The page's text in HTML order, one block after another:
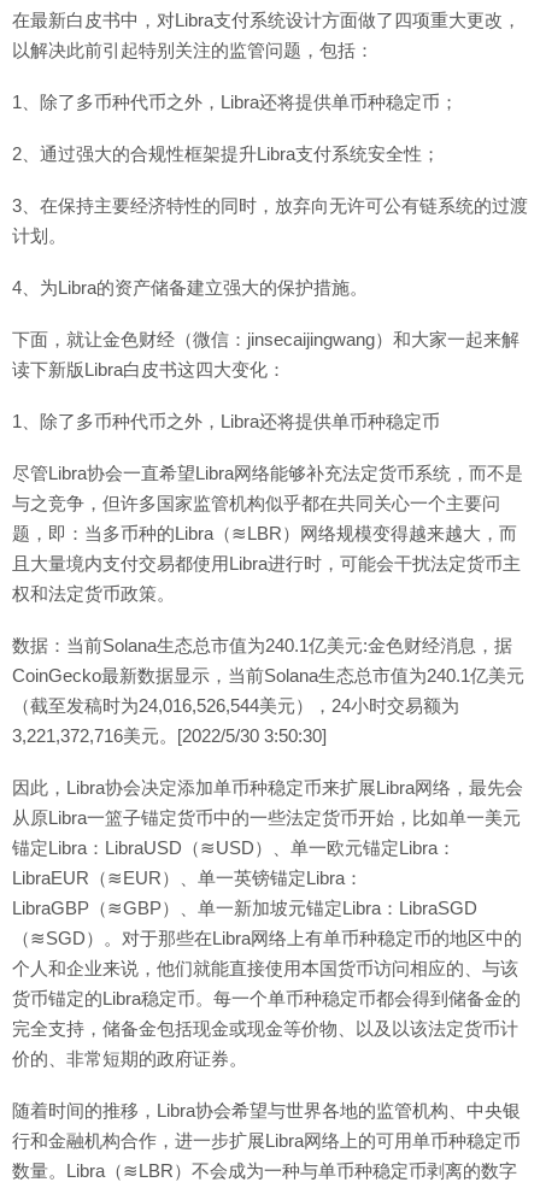
在最新白皮书中，对Libra支付系统设计方面做了四项重大更改，
以解决此前引起特别关注的监管问题，包括：
1、除了多币种代币之外，Libra还将提供单币种稳定币；
2、通过强大的合规性框架提升Libra支付系统安全性；
3、在保持主要经济特性的同时，放弃向无许可公有链系统的过渡
计划。
4、为Libra的资产储备建立强大的保护措施。
下面，就让金色财经（微信：jinsecaijingwang）和大家一起来解
读下新版Libra白皮书这四大变化：
1、除了多币种代币之外，Libra还将提供单币种稳定币
尽管Libra协会一直希望Libra网络能够补充法定货币系统，而不是
与之竞争，但许多国家监管机构似乎都在共同关心一个主要问
题，即：当多币种的Libra（≋LBR）网络规模变得越来越大，而
且大量境内支付交易都使用Libra进行时，可能会干扰法定货币主
权和法定货币政策。
数据：当前Solana生态总市值为240.1亿美元:金色财经消息，据
CoinGecko最新数据显示，当前Solana生态总市值为240.1亿美元
（截至发稿时为24,016,526,544美元），24小时交易额为
3,221,372,716美元。[2022/5/30 3:50:30]
因此，Libra协会决定添加单币种稳定币来扩展Libra网络，最先会
从原Libra一篮子锚定货币中的一些法定货币开始，比如单一美元
锚定Libra：LibraUSD（≋USD）、单一欧元锚定Libra：
LibraEUR（≋EUR）、单一英镑锚定Libra：
LibraGBP（≋GBP）、单一新加坡元锚定Libra：LibraSGD
（≋SGD）。对于那些在Libra网络上有单币种稳定币的地区中的
个人和企业来说，他们就能直接使用本国货币访问相应的、与该
货币锚定的Libra稳定币。每一个单币种稳定币都会得到储备金的
完全支持，储备金包括现金或现金等价物、以及以该法定货币计
价的、非常短期的政府证券。
随着时间的推移，Libra协会希望与世界各地的监管机构、中央银
行和金融机构合作，进一步扩展Libra网络上的可用单币种稳定币
数量。Libra（≋LBR）不会成为一种与单币种稳定币剥离的数字